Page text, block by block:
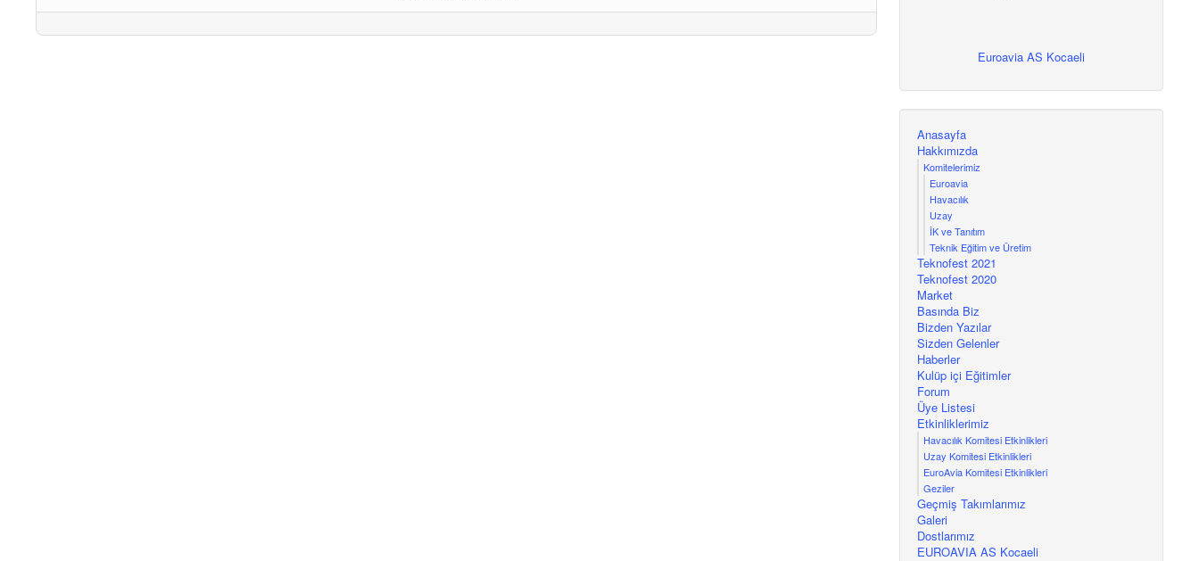
Euroavia AS Kocaeli
Anasayfa
Hakkımızda
Komitelerimiz
Euroavia
Havacılık
Uzay
İK ve Tanıtım
Teknik Eğitim ve Üretim
Teknofest 2021
Teknofest 2020
Market
Basında Biz
Bizden Yazılar
Sizden Gelenler
Haberler
Kulüp içi Eğitimler
Forum
Üye Listesi
Etkinliklerimiz
Havacılık Komitesi Etkinlikleri
Uzay Komitesi Etkinlikleri
EuroAvia Komitesi Etkinlikleri
Geziler
Geçmiş Takımlarımız
Galeri
Dostlarımız
EUROAVIA AS Kocaeli